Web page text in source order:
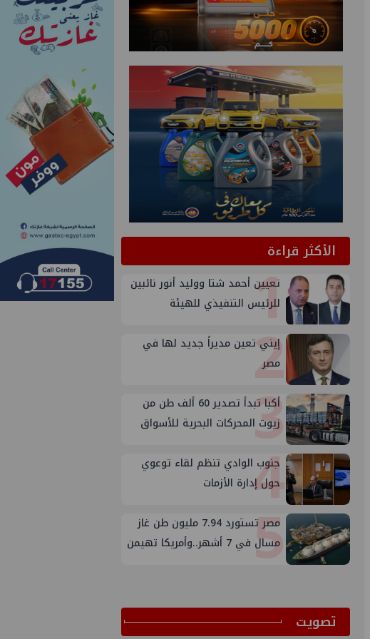
الأكثر قراءة
1
تعيين أحمد شتا ووليد أنور نائبين
للرئيس التنفيذي للهيئة
2
إيني تعين مديراً جديد لها في
مصر
3
أكبا تبدأ تصدير 60 ألف طن من
زيوت المحركات البحرية للأسواق
4
جنوب الوادي تنظم لقاء توعوي
حول إدارة الأزمات
5
مصر تستورد 7.94 مليون طن غاز
مسال في 7 أشهر..وأمريكا تهيمن
ﺗﺼﻮﻳﺖ